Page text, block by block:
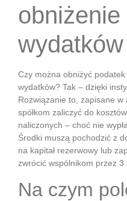
obniżenie
wydatków
Czy można obniżyć
wydatków? Tak – dzięki
Rozwiązanie to, zapisane
spółkom zaliczyć do
naliczonych – choć nie
Środki muszą pochodzić z
na kapitał rezerwowy lub
zwrócić wspólnikom przez 3
Na czym